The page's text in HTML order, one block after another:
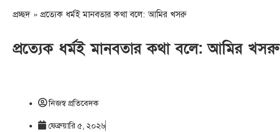
প্রচ্ছদ » প্রত্যেক ধর্মই মানবতার কথা বলে: আমির খসরু
প্রত্যেক ধর্মই মানবতার কথা বলে: আমির খসরু
নিজস্ব প্রতিবেদক
ফেব্রুয়ারি ৫, ২০২৬